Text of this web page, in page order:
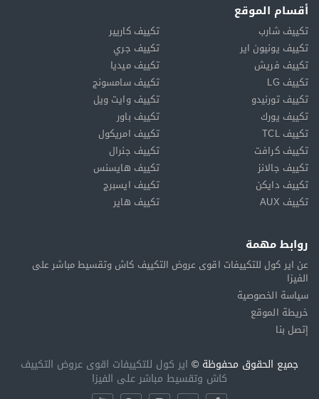
أقسام الموقع
تكييف شارب
تكييف كاريير
تكييف يونيون اير
تكييف جري
تكييف فريش
تكييف ميديا
تكييف LG
تكييف سامسونج
تكييف تورنيدو
تكييف وايت ويل
تكييف يورك
تكييف باور
تكييف TCL
تكييف امريكول
تكييف كرافت
تكييف جنرال
تكييف جالانز
تكييف هايسنس
تكييف دايكن
تكييف ايسبرج
تكييف AUX
تكييف هاير
روابط مهمة
عن اير كول للتكييفات اقوى عروض التكييف كاش وتقسيط مباشر على
الفيزا
سياسة الخصوصية
خريطة الموقع
إتصل بنا
جميع الحقوق محفوظة © اير كول للتكييفات اقوى عروض التكييف
كاش وتقسيط مباشر على الفيزا